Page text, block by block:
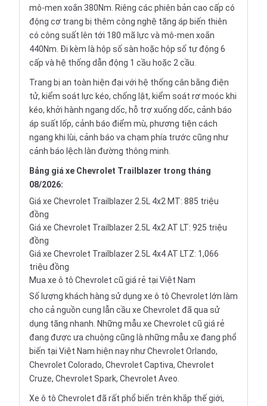
mô-men xoắn 380Nm. Riêng các phiên bản cao cấp có
động cơ trang bị thêm công nghệ tăng áp biến thiên
có công suất lên tới 180 mã lực và mô-men xoắn
440Nm. Đi kèm là hộp số sàn hoặc hộp số tự động 6
cấp và hệ thống dẫn động 1 cầu hoặc 2 cầu.
Trang bị an toàn hiện đại với hệ thống cân bằng điện
tử, kiểm soát lực kéo, chống lật, kiểm soát rơ moóc khi
kéo, khởi hành ngang dốc, hỗ trợ xuống dốc, cảnh báo
áp suất lốp, cảnh báo điểm mù, phương tiện cách
ngang khi lùi, cảnh báo va chạm phía trước cũng như
cảnh báo lệch làn đường thông minh.
Bảng giá xe Chevrolet Trailblazer trong tháng
08/2026:
Giá xe Chevrolet Trailblazer 2.5L 4x2 MT: 885 triệu
đồng
Giá xe Chevrolet Trailblazer 2.5L 4x2 AT LT: 925 triệu
đồng
Giá xe Chevrolet Trailblazer 2.5L 4x4 AT LTZ: 1,066
triệu đồng
Mua xe ô tô Chevrolet cũ giá rẻ tại Việt Nam
Số lượng khách hàng sử dụng xe ô tô Chevrolet lớn làm
cho cả nguồn cung lẫn cầu xe Chevrolet đã qua sử
dụng tăng nhanh. Những mẫu xe Chevrolet cũ giá rẻ
đang được ưa chuộng cũng là những mẫu xe đang phổ
biến tại Việt Nam hiện nay như Chevrolet Orlando,
Chevrolet Colorado, Chevrolet Captiva, Chevrolet
Cruze, Chevrolet Spark, Chevrolet Aveo.
Xe ô tô Chevrolet đã rất phổ biến trên khắp thế giới,